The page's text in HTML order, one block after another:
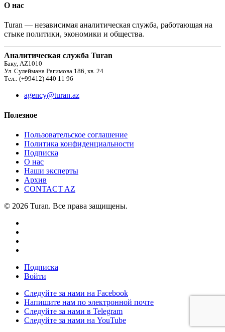
О нас
Turan — независимая аналитическая служба, работающая на
стыке политики, экономики и общества.
Аналитическая служба Turan
Баку, AZ1010
Ул. Сулеймана Рагимова 186, кв. 24
Тел.: (+99412) 440 11 96
agency@turan.az
Полезное
Пользовательское соглашение
Политика конфиденциальности
Подписка
О нас
Наши эксперты
Архив
CONTACT AZ
© 2026 Turan. Все права защищены.
Подписка
Войти
Следуйте за нами на Facebook
Напишите нам по электронной почте
Следуйте за нами в Telegram
Следуйте за нами на YouTube